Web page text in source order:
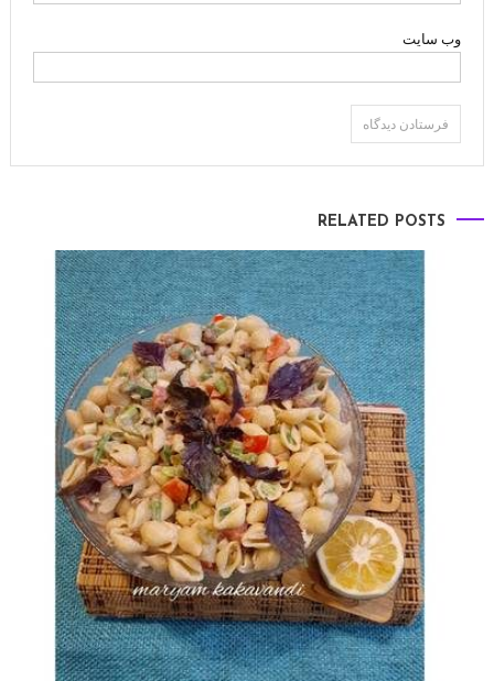
وب‌ سایت
RELATED POSTS